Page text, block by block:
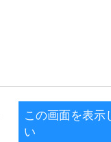
この画面を表示
い